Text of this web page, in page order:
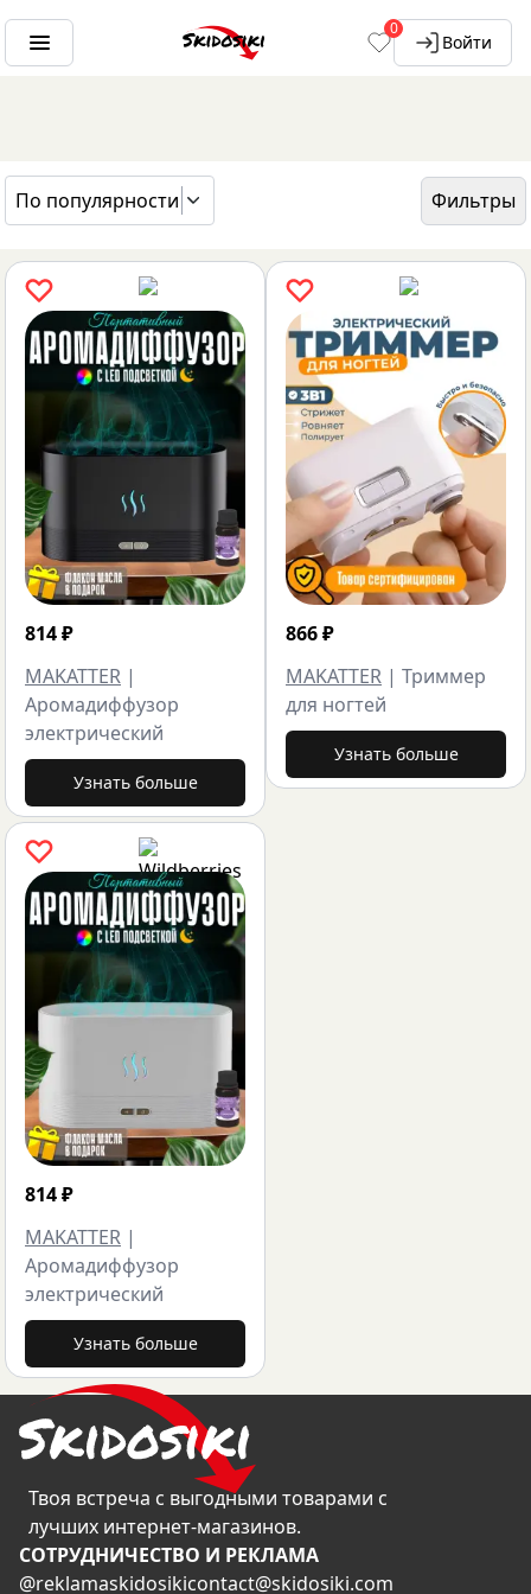
0
Войти
По популярности
Фильтры
ГЛАВНАЯ
БРЕНДЫ
814₽
MAKATTER |
Аромадиффузор
электрический
Узнать больше
814₽
MAKATTER |
Аромадиффузор
электрический
Узнать больше
866₽
MAKATTER | Триммер
для ногтей
Узнать больше
Твоя встреча с выгодными товарами с
лучших интернет-магазинов.
CОТРУДНИЧЕСТВО И РЕКЛАМА
@reklamaskidosikicontact@skidosiki.com